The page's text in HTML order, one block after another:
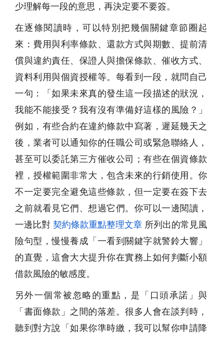
少理解每一段的意思，再決定要不要簽。
在逐條閱讀時，可以特別把幾個關鍵章節圈起
來：費用與利率條款、還款方式與期數、提前清
償與違約責任、保證人與擔保條款、催收方式、
資料利用與個資授權等。每看到一段，就問自己
一句：「如果未來真的發生這一段描述的狀況，
我能不能接受？我有沒有準備好這樣的風險？」
例如，有些合約在違約條款中寫著，遲延幾天之
後，業者可以通知你的任職公司或緊急聯絡人，
甚至可以委託第三方催收公司；有些在個資條款
裡，授權範圍非常大，包含未來的行銷使用。你
不一定要完全避免這些條款，但一定要在簽下去
之前就看見它們、想過它們。你可以一邊閱讀，
一邊比對 契約條款重點整理文章 所列出的常見風
險句型，慢慢養成「一看到關鍵字就警鈴大響」
的直覺，這會大大提升你在實務上如何判斷小額
借款風險的敏感度。
另外一個常被忽略的重點，是「口頭承諾」與
「書面條款」之間的落差。很多人會在談判時，
聽到對方說「如果你準時繳，我可以幫你申請降